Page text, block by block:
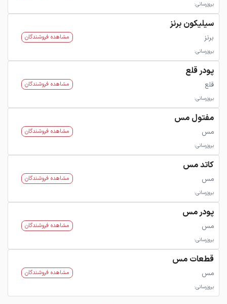
بروزرسانی:
سیلیکون برنز
برنز
بروزرسانی:
مشاهده فروشندگان
پودر قلع
قلع
بروزرسانی:
مشاهده فروشندگان
مفتول مس
مس
بروزرسانی:
مشاهده فروشندگان
کاتد مس
مس
بروزرسانی:
مشاهده فروشندگان
پودر مس
مس
بروزرسانی:
مشاهده فروشندگان
قطعات مس
مس
بروزرسانی:
مشاهده فروشندگان